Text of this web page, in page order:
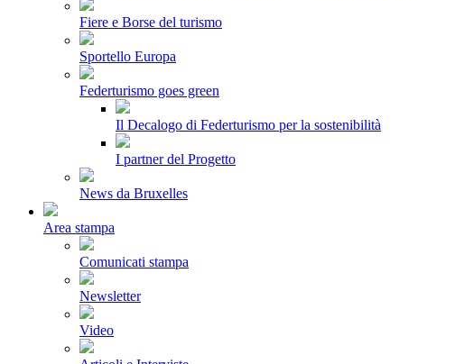
Fiere e Borse del turismo
Sportello Europa
Federturismo goes green
Il Decalogo di Federturismo per la sostenibilità
I partner del Progetto
News da Bruxelles
Area stampa
Comunicati stampa
Newsletter
Video